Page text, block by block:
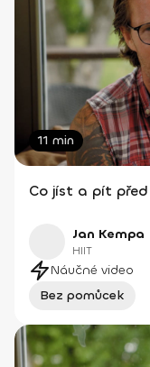
11 min
Co jíst a pít
Jan Kempa
HIIT
Náučné video
Bez pomůcek